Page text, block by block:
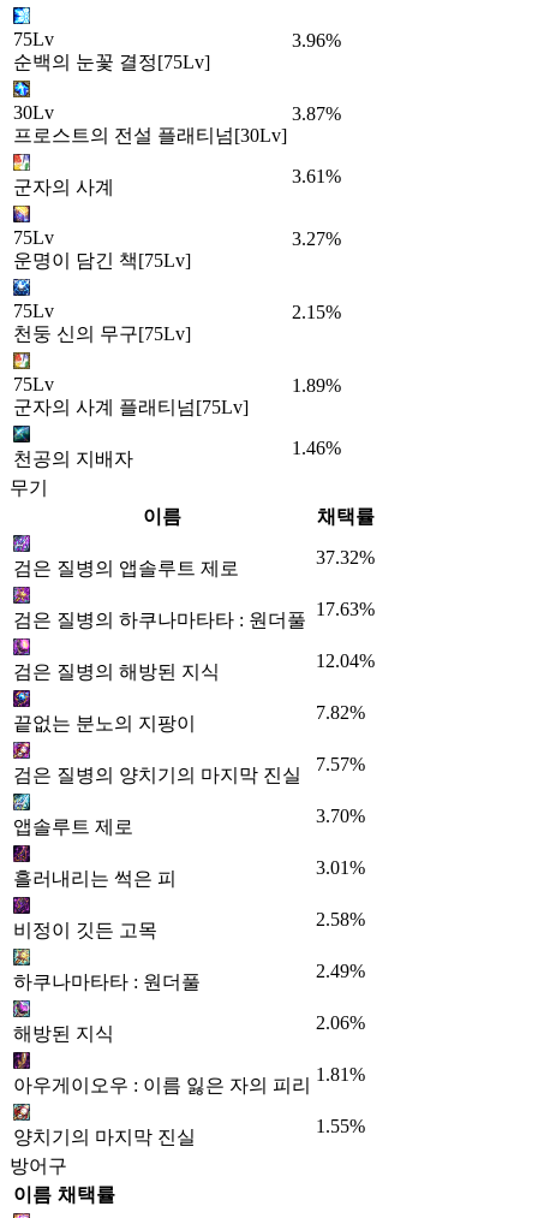
75Lv
순백의 눈꽃 결정[75Lv]
3.96%
30Lv
프로스트의 전설 플래티넘[30Lv]
3.87%
군자의 사계
3.61%
75Lv
운명이 담긴 책[75Lv]
3.27%
75Lv
천둥 신의 무구[75Lv]
2.15%
75Lv
군자의 사계 플래티넘[75Lv]
1.89%
천공의 지배자
1.46%
무기
이름
채택률
검은 질병의 앱솔루트 제로
37.32%
검은 질병의 하쿠나마타타 : 원더풀
17.63%
검은 질병의 해방된 지식
12.04%
끝없는 분노의 지팡이
7.82%
검은 질병의 양치기의 마지막 진실
7.57%
앱솔루트 제로
3.70%
흘러내리는 썩은 피
3.01%
비정이 깃든 고목
2.58%
하쿠나마타타 : 원더풀
2.49%
해방된 지식
2.06%
아우게이오우 : 이름 잃은 자의 피리
1.81%
양치기의 마지막 진실
1.55%
방어구
이름 채택률